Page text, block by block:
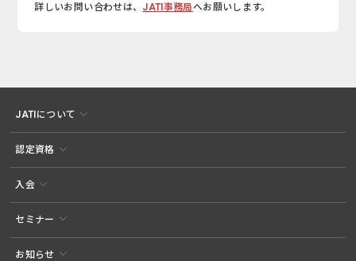
詳しいお問い合わせは、 JATI事務局へお願いします。
JATIについて
認定資格
入会
セミナー
お知らせ